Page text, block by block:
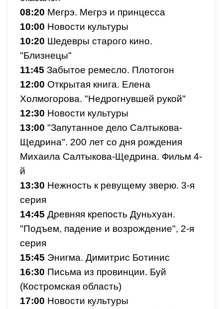
08:20 Мегрэ. Мегрэ и принцесса
10:00 Новости культуры
10:20 Шедевры старого кино.
"Близнецы"
11:45 Забытое ремесло. Плотогон
12:00 Открытая книга. Елена
Холмогорова. "Недрогнувшей рукой"
12:30 Новости культуры
13:00 "Запутанное дело Салтыкова-
Щедрина". 200 лет со дня рождения
Михаила Салтыкова-Щедрина. Фильм 4-
й
13:30 Нежность к ревущему зверю. 3-я
серия
14:45 Древняя крепость Дуньхуан.
"Подъем, падение и возрождение", 2-я
серия
15:45 Энигма. Димитрис Ботинис
16:30 Письма из провинции. Буй
(Костромская область)
17:00 Новости культуры